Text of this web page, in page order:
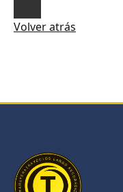
Volver atrás